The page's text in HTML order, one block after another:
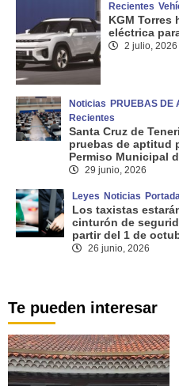
Recientes
KGM Torres
eléctrica
2 julio, 2026
Noticias PRUEBAS DE
Recientes
Santa Cruz de
pruebas de aptitud
Permiso Municipal
29 junio, 2026
Leyes Noticias Portada
Los taxistas
cinturón de
partir del 1 de
26 junio, 2026
Te pueden interesar